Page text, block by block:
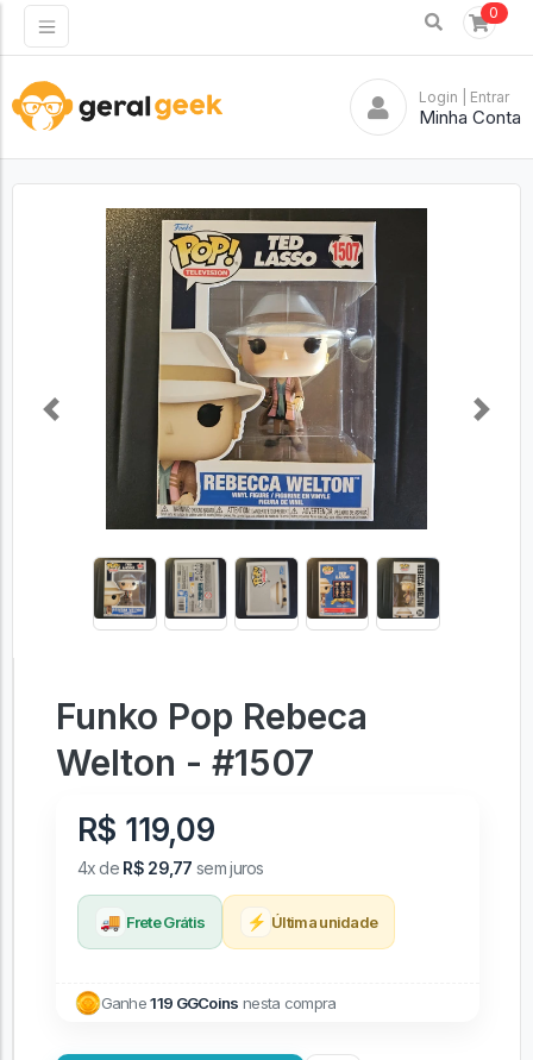
0
Login | Entrar
Minha Conta
Previous Next
Funko Pop Rebeca
Welton - #1507
R$ 119,09
4x de R$ 29,77 sem juros
🚚 Frete Grátis ⚡ Última unidade
Ganhe119 GGCoins nesta compra